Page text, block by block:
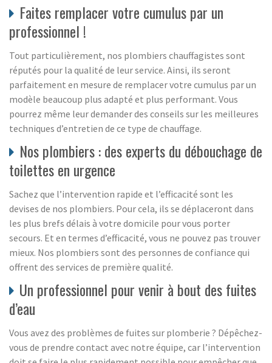
Faites remplacer votre cumulus par un
professionnel !
Tout particulièrement, nos plombiers chauffagistes sont
réputés pour la qualité de leur service. Ainsi, ils seront
parfaitement en mesure de remplacer votre cumulus par un
modèle beaucoup plus adapté et plus performant. Vous
pourrez même leur demander des conseils sur les meilleures
techniques d’entretien de ce type de chauffage.
Nos plombiers : des experts du débouchage de
toilettes en urgence
Sachez que l’intervention rapide et l’efficacité sont les
devises de nos plombiers. Pour cela, ils se déplaceront dans
les plus brefs délais à votre domicile pour vous porter
secours. Et en termes d’efficacité, vous ne pouvez pas trouver
mieux. Nos plombiers sont des personnes de confiance qui
offrent des services de première qualité.
Un professionnel pour venir à bout des fuites
d’eau
Vous avez des problèmes de fuites sur plomberie ? Dépêchez-
vous de prendre contact avec notre équipe, car l’intervention